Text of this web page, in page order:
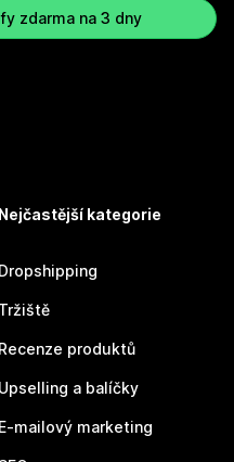
zdarma na 3 dny
Nejčastější kategorie
Dropshipping
Tržiště
Recenze produktů
Upselling a balíčky
E-mailový marketing